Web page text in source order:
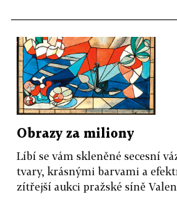
Obrazy za miliony
Líbí se vám skleněné secesní
tvary, krásnými barvami a
zítřejší aukci pražské síně